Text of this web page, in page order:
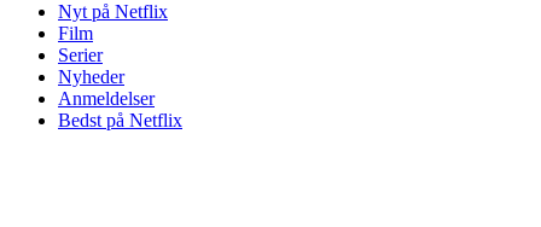
Nyt på Netflix
Film
Serier
Nyheder
Anmeldelser
Bedst på Netflix